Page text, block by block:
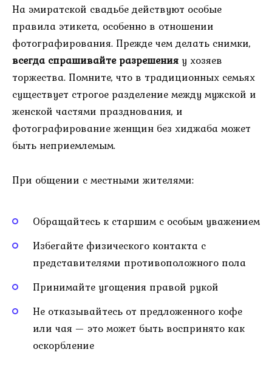
На эмиратской свадьбе действуют особые
правила этикета, особенно в отношении
фотографирования. Прежде чем делать снимки,
всегда спрашивайте разрешенияу хозяев
торжества. Помните, что в традиционных семьях
существует строгое разделение между мужской и
женской частями празднования, и
фотографирование женщин без хиджаба может
быть неприемлемым.
При общении с местными жителями:
Обращайтесь к старшим с особым уважением
Избегайте физического контакта с
представителями противоположного пола
Принимайте угощения правой рукой
Не отказывайтесь от предложенного кофе
или чая — это может быть воспринято как
оскорбление